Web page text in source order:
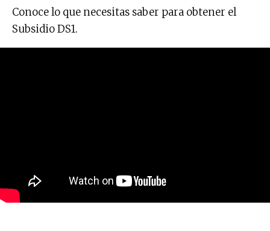
Conoce lo que necesitas saber para obtener el
Subsidio DS1.